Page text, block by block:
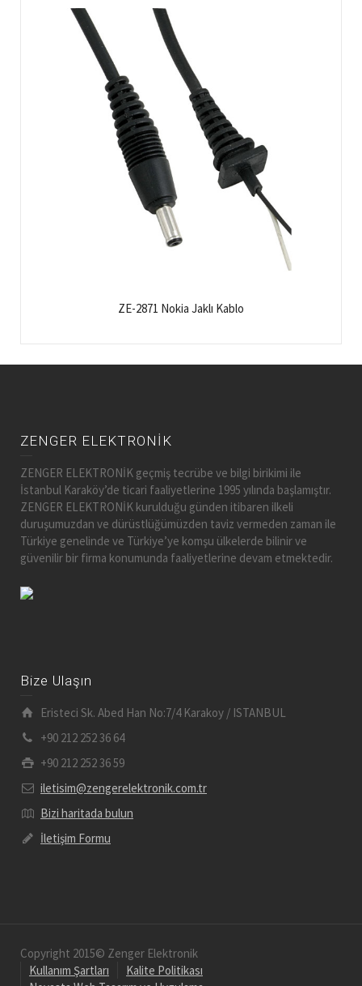
ZE-2871 Nokia Jaklı Kablo
ZENGER ELEKTRONİK
ZENGER ELEKTRONİK geçmiş tecrübe ve bilgi birikimi ile
İstanbul Karaköy’de ticari faaliyetlerine 1995 yılında başlamıştır.
ZENGER ELEKTRONİK kurulduğu günden itibaren ilkeli
duruşumuzdan ve dürüstlüğümüzden taviz vermeden zaman ile
Türkiye genelinde ve Türkiye’ye komşu ülkelerde bilinir ve
güvenilir bir firma konumunda faaliyetlerine devam etmektedir.
Bize Ulaşın
Eristeci Sk. Abed Han No:7/4 Karakoy / ISTANBUL
+90 212 252 36 64
+90 212 252 36 59
iletisim@zengerelektronik.com.tr
Bizi haritada bulun
İletişim Formu
Copyright 2015© Zenger Elektronik
Kullanım Şartları
Kalite Politikası